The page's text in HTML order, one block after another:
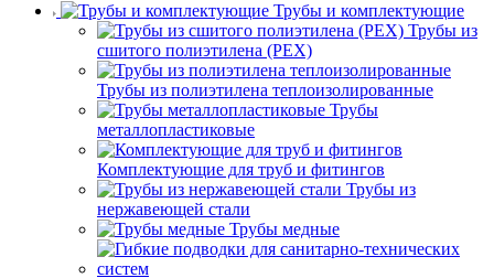
Трубы и комплектующие
Трубы из
сшитого полиэтилена (PEX)
Трубы из полиэтилена теплоизолированные
Трубы
металлопластиковые
Комплектующие для труб и фитингов
Трубы из
нержавеющей стали
Трубы медные